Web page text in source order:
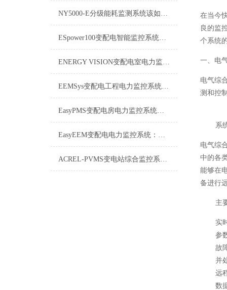
NY5000-E分级能耗监测系统该如何使用？
ESpower100变配电智能监控系统技术参数
ENERGY VISION变配电室电力监控系统维修保养
EEMSys变配电工程电力监控系统：保障电网稳定运行的智能中枢
EasyPMS变配电房电力监控系统：守护电网“心脏”的智能卫士
EasyEEM变配电电力监控系统：智能电网的“神经中枢”
ACREL-PVMS变电站综合监控系统详解
在当今
良的监
个系统
一、电
电气综
测和控
系
电气综
中的各
能够在
备进行
主
实
参
故
并
远
数